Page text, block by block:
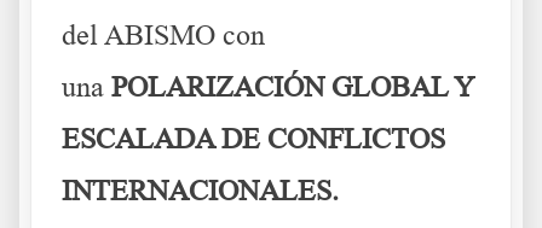
del ABISMO con
una POLARIZACIÓN GLOBAL Y
ESCALADA DE CONFLICTOS
INTERNACIONALES.